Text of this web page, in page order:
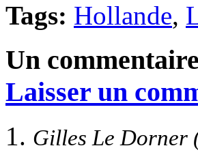
Tags: Hollande,
Un commentaire
Laisser un
Gilles Le Dorner